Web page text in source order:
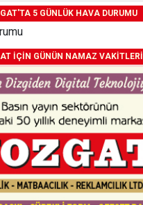
5 GÜNLÜK HAVA DURUMU
İÇİN GÜNÜN NAMAZ VAKİTLERİ